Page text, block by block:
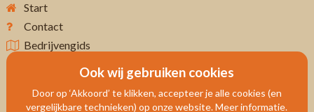
Start
Contact
Bedrijvengids
Ook wij gebruiken cookies
Door op ‘Akkoord’ te klikken, accepteer je alle cookies (en
vergelijkbare technieken) op onze website. Meer informatie.